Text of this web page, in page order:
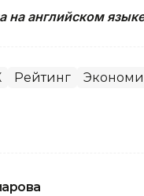
на английском
Рейтинг